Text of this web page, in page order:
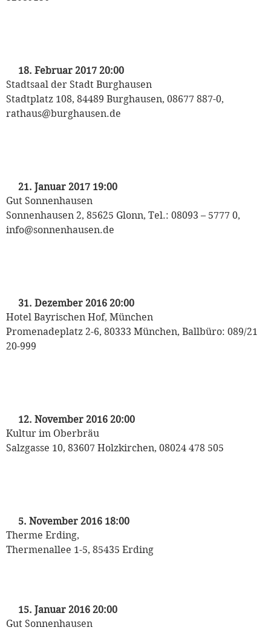
15. Januar 2016 20:00
Gut Sonnenhausen
5. November 2016 18:00
Therme Erding,
Thermenallee 1-5, 85435 Erding
12. November 2016 20:00
Kultur im Oberbräu
Salzgasse 10, 83607 Holzkirchen, 08024 478 505
31. Dezember 2016 20:00
Hotel Bayrischen Hof, München
Promenadeplatz 2-6, 80333 München, Ballbüro: 089/21
20-999
21. Januar 2017 19:00
Gut Sonnenhausen
Sonnenhausen 2, 85625 Glonn, Tel.: 08093 – 5777 0,
info@sonnenhausen.de
18. Februar 2017 20:00
Stadtsaal der Stadt Burghausen
Stadtplatz 108, 84489 Burghausen, 08677 887-0,
rathaus@burghausen.de